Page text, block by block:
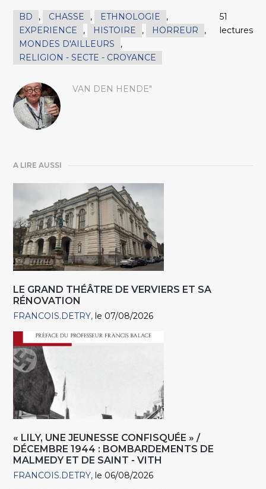
BD , CHASSE , ETHNOLOGIE
,
EXPERIENCE
, HISTOIRE , HORREUR
,
MONDES D'AILLEURS
,
RELIGION - SECTE - CROYANCE
51
lectures
VAN DEN HENDE"
A LIRE AUSSI
LE GRAND THÉÂTRE DE VERVIERS ET SA
RÉNOVATION
FRANCOIS.DETRY le 07/08/2026
« LILY, UNE JEUNESSE CONFISQUÉE » /
DÉCEMBRE 1944 : BOMBARDEMENTS DE
MALMEDY ET DE SAINT - VITH
FRANCOIS.DETRY le 06/08/2026